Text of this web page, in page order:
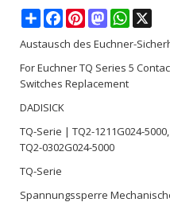
ShareFacebookPinterestMastodon
Austausch des Euchner-
For Euchner TQ Series 5
Switches Replacement
DADISICK
TQ-Serie | TQ2-1211G024-
TQ2-0302G024-5000
TQ-Serie
Spannungssperre